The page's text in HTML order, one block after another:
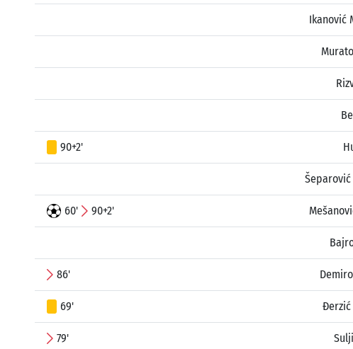
Ikanović
90+2'
60' 90+2'
86'
69'
79'